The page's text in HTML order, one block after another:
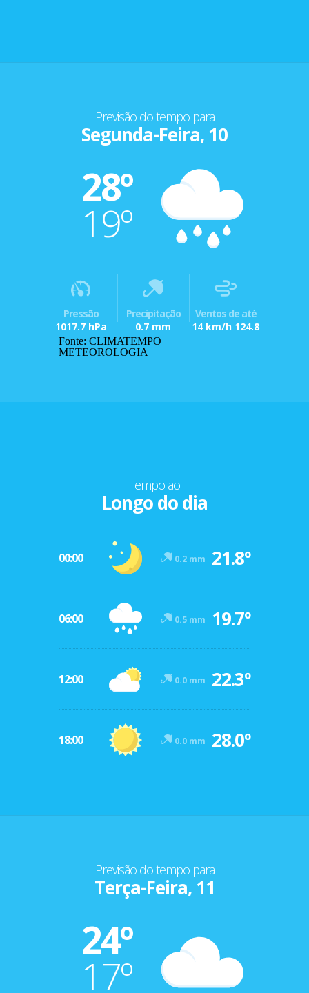
Previsão do tempo para
Segunda-Feira, 10
28º
19º
Pressão
1017.7 hPa
Precipitação
0.7 mm
Ventos de até
14 km/h 124.8
Fonte: CLIMATEMPO
METEOROLOGIA
Tempo ao
Longo do dia
00:00 0.2 mm 21.8º
06:00 0.5 mm 19.7º
12:00 0.0 mm 22.3º
18:00 0.0 mm 28.0º
Previsão do tempo para
Terça-Feira, 11
24º
17º